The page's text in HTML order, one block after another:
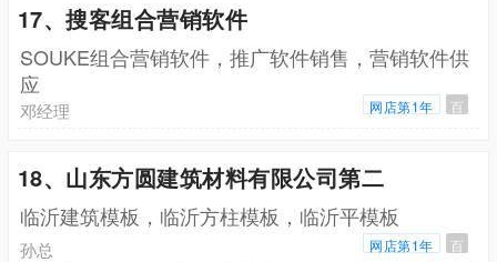
17、搜客组合营销软件
SOUKE组合营销软件，推广软件销售，营销软件供
应
邓经理 网店第1年 百
18、山东方圆建筑材料有限公司第二
临沂建筑模板，临沂方柱模板，临沂平模板
孙总 网店第1年 百